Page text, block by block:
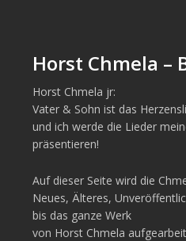
Horst Chmela –
Horst Chmela jr:
Vater & Sohn ist das
und ich werde die Lieder
präsentieren!
Auf dieser Seite wird die
Neues, Älteres,
bis das ganze Werk
von Horst Chmela